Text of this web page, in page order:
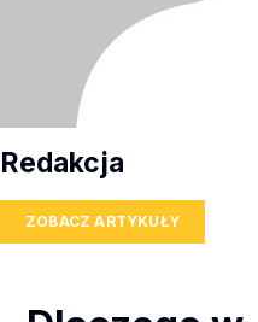
Redakcja
ZOBACZ ARTYKUŁY